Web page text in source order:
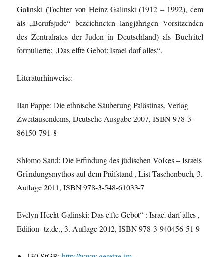
Galinski (Tochter von Heinz Galinski (1912 – 1992), dem
als „Berufsjude“ bezeichneten langjährigen Vorsitzenden
des Zentralrates der Juden in Deutschland) als Buchtitel
formulierte: „Das elfte Gebot: Israel darf alles“.
Literaturhinweise:
Ilan Pappe: Die ethnische Säuberung Palästinas, Verlag
Zweitausendeins, Deutsche Ausgabe 2007, ISBN 978-3-
86150-791-8
Shlomo Sand: Die Erfindung des jüdischen Volkes – Israels
Gründungsmythos auf dem Prüfstand , List-Taschenbuch, 3.
Auflage 2011, ISBN 978-3-548-61033-7
Evelyn Hecht-Galinski: Das elfte Gebot“ : Israel darf alles ,
Edition -tz.de., 3. Auflage 2012, ISBN 978-3-940456-51-9